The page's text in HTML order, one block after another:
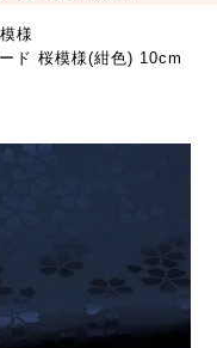
様
ド 桜模様(紺色) 10cm